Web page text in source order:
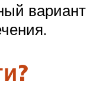
вариант